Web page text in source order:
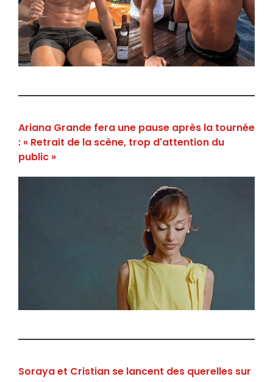
Ariana Grande fera une pause après la tournée
: « Retrait de la scène, trop d'attention du
public »
Soraya et Cristian se lancent des querelles sur